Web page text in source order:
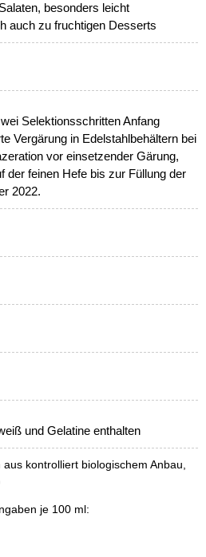
besonders leicht
auch zu fruchtigen Desserts
Selektionsschritten Anfang
Vergärung in Edelstahlbehältern bei
vor einsetzender Gärung,
der feinen Hefe bis zur Füllung der
2022.
und Gelatine enthalten
kontrolliert biologischem Anbau,
je 100 ml: